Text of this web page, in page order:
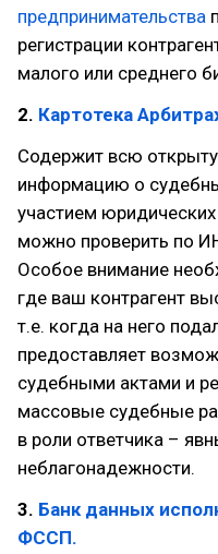
предпринимательства
регистрации
малого или среднего
2. Картотека
Содержит всю
информацию о
участием
можно проверить по
Особое внимание
где ваш контрагент
т.е. когда на него
предоставляет
судебными актами и
массовые судебные
в роли ответчика –
неблагонадежности.
3. Банк данных
ФССП.